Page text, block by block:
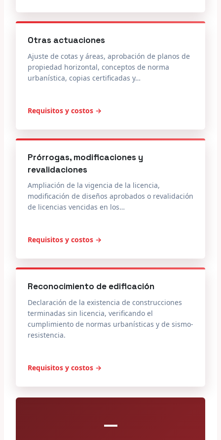
Otras actuaciones
Ajuste de cotas y áreas, aprobación de planos de
propiedad horizontal, conceptos de norma
urbanística, copias certificadas y…
Requisitos y costos →
Prórrogas, modificaciones y
revalidaciones
Ampliación de la vigencia de la licencia,
modificación de diseños aprobados o revalidación
de licencias vencidas en los…
Requisitos y costos →
Reconocimiento de edificación
Declaración de la existencia de construcciones
terminadas sin licencia, verificando el
cumplimiento de normas urbanísticas y de sismo-
resistencia.
Requisitos y costos →
—